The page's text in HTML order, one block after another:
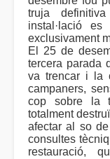
truja
instal·lació
exclusivament
El 25 de
tercera parada
va trencar i la
campaners,
cop sobre la
totalment
afectar al so
consultes
restauració,